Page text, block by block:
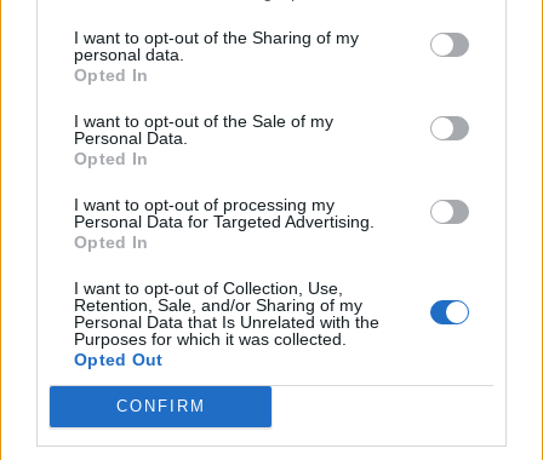
I want to opt-out of the Sharing of my
personal data.
Opted In
I want to opt-out of the Sale of my
Personal Data.
Opted In
I want to opt-out of processing my
Personal Data for Targeted Advertising.
Opted In
I want to opt-out of Collection, Use,
Retention, Sale, and/or Sharing of my
Personal Data that Is Unrelated with the
Purposes for which it was collected.
Opted Out
CONFIRM
się do Małego Księcia oraz innego
utworu literackiego
Napisz rozprawkę w której rozważysz
na czym polegała przyjaźń wybranych
Mały Książę i innego utworu
literackiego
Napisz rozprawkę, w której rozważysz
prawdziwość stwierdzenia, że
wędrówką jest życie człowieka
Kategorie
opracowania,rozprawki